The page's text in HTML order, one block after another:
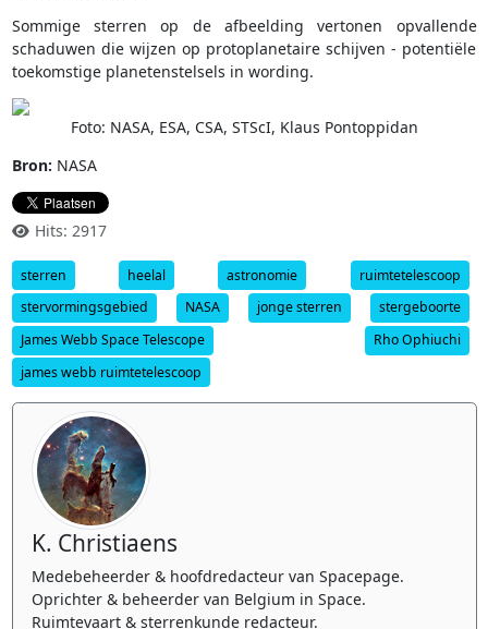
Sommige sterren op de afbeelding vertonen opvallende
schaduwen die wijzen op protoplanetaire schijven - potentiële
toekomstige planetenstelsels in wording.
Foto: NASA, ESA, CSA, STScI, Klaus Pontoppidan
Bron: NASA
Hits: 2917
sterren heelal astronomie
ruimtetelescoop
stervormingsgebied
NASA jonge sterren
stergeboorte
James Webb Space Telescope
Rho Ophiuchi
james webb ruimtetelescoop
K. Christiaens
Medebeheerder & hoofdredacteur van Spacepage.
Oprichter & beheerder van Belgium in Space.
Ruimtevaart & sterrenkunde redacteur.